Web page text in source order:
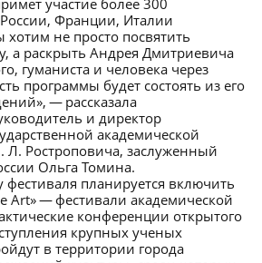
участие более 300
Франции, Италии
не просто посвятить
а раскрыть Андрея Дмитриевича
гуманиста и человека через
программы будет состоять из его
— рассказала
и директор
академической
Ростроповича, заслуженный
Ольга Томина.
планируется включить
Art» — фестивали академической
конференции открытого
крупных ученых
в территории города